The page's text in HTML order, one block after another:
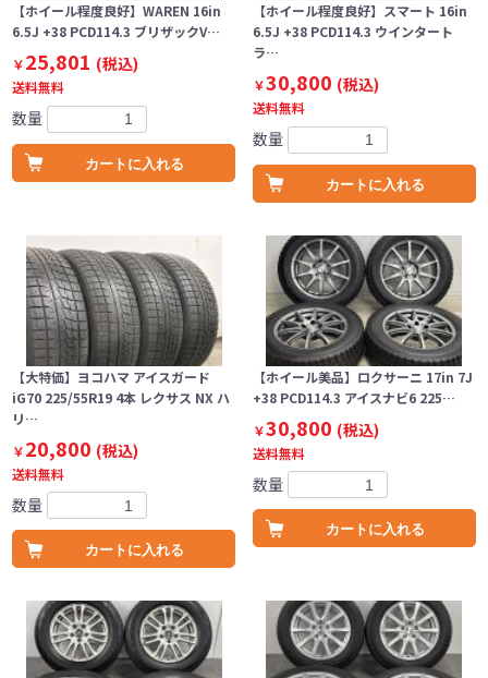
【ホイール程度良好】WAREN 16in
6.5J +38 PCD114.3 ブリザックV…
￥25,801 (税込)
送料無料
数量
カートに入れる
【ホイール程度良好】スマート 16in
6.5J +38 PCD114.3 ウインタート
ラ…
￥30,800 (税込)
送料無料
数量
カートに入れる
【大特価】ヨコハマ アイスガード
iG70 225/55R19 4本 レクサス NX ハ
リ…
￥20,800 (税込)
送料無料
数量
カートに入れる
【ホイール美品】ロクサーニ 17in 7J
+38 PCD114.3 アイスナビ6 225…
￥30,800 (税込)
送料無料
数量
カートに入れる